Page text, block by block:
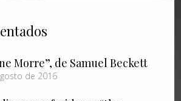
Morre”, de Samuel Beckett
de 2016